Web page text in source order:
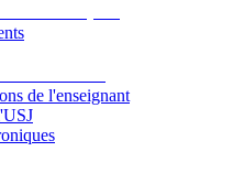
de l'enseignant